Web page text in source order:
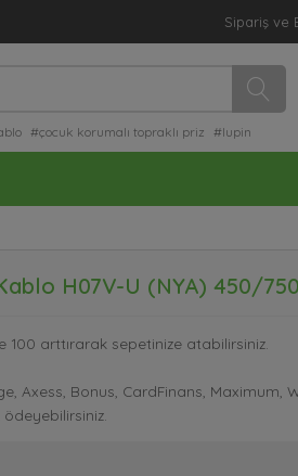
Sipariş ve
#çocuk korumalı topraklı priz #lupin
H07V-U (NYA) 450/
100 arttırarak sepetinize atabilirsiniz.
Axess, Bonus, CardFinans,